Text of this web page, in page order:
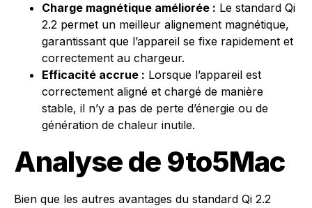
Charge magnétique améliorée : Le standard Qi
2.2 permet un meilleur alignement magnétique,
garantissant que l’appareil se fixe rapidement et
correctement au chargeur.
Efficacité accrue : Lorsque l’appareil est
correctement aligné et chargé de manière
stable, il n’y a pas de perte d’énergie ou de
génération de chaleur inutile.
Analyse de 9to5Mac
Bien que les autres avantages du standard Qi 2.2